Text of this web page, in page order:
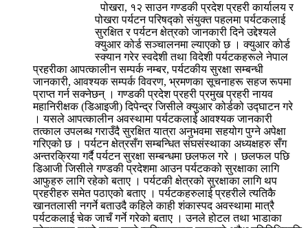
पोखरा, १२ साउन गण्डकी प्रदेश प्रहरी कार्यालय र
पोखरा पर्यटन परिषद्को संयुक्त पहलमा पर्यटकलाई
सुरक्षित र पर्यटन क्षेत्रको जानकारी दिने उद्देश्यले
क्युआर कोर्ड सञ्चालनमा ल्याएको छ । क्युआर कोर्ड
स्क्यान गरेर स्वदेशी तथा विदेशी पर्यटकहरूले नेपाल
प्रहरीका आपत्कालीन सम्पर्क नम्बर, पर्यटकीय सुरक्षा सम्बन्धी
जानकारी, आवश्यक सम्पर्क विवरण, भ्रमणका सूचनाहरू सहज रूपमा
प्राप्त गर्न सक्नेछन् । गण्डकी प्रदेश प्रहरी प्रमुख प्रहरी नायव
महानिरीक्षक (डिआइजी) दिपेन्द्र जिसीले क्युआर कोर्डको उद्घाटन गरे
। यसले आपत्कालीन अवस्थामा पर्यटकलाई आवश्यक जानकारी
तत्काल उपलब्ध गराउँदै सुरक्षित यात्रा अनुभवमा सहयोग पुग्ने अपेक्षा
गरिएको छ । पर्यटन क्षेत्रसँग सम्बन्धित संघसंस्थाका अध्यक्षहरु सँग
अन्तरक्रिया गर्दै पर्यटन सुरक्षा सम्बन्धमा छलफल गरे । छलफल पछि
डिआजी जिसीले गण्डकी प्रदेशमा आउन पर्यटकको सुरक्षाका लागि
आफुहरु लागि रहेको बताए । पर्यटकी क्षेत्रको सुरक्षाका लागि थप
प्रहरीहरु समेत पठाएको बताए । पर्यटकहरुलाई प्रहरीले त्यतिकै
खानतलासी नगर्ने बताउदै कहिले काही शंकास्पद अवस्थामा मात्रै
पर्यटकलाई चेक जाचँ गर्ने गरेको बताए । उनले होटल तथा भाडाका